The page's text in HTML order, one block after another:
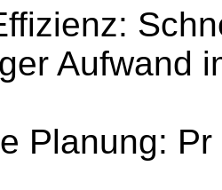
Aufwand
Planung: Pr